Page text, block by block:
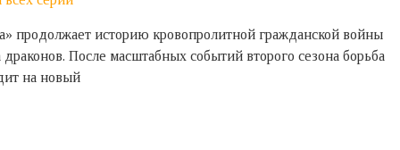
продолжает историю кровопролитной гражданской войны
После масштабных событий второго сезона борьба
на новый